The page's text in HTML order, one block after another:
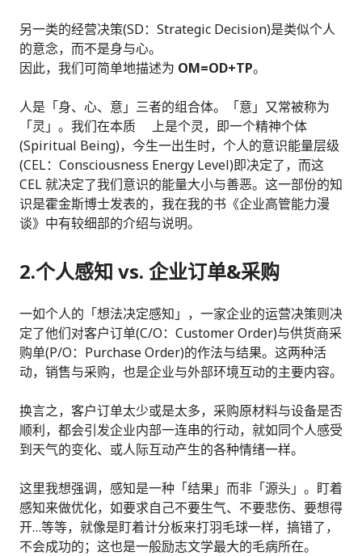
另一类的经营决策(SD：Strategic Decision)是类似个人
的意念，而不是身与心。
因此，我们可简单地描述为 OM=OD+TP。
人是「身、心、意」三者的组合体。「意」又常被称为
「灵」。我们在本质 上是个灵，即一个精神个体
(Spiritual Being)，今生一出生时，个人的意识能量层级
(CEL：Consciousness Energy Level)即决定了，而这
CEL 就决定了我们意识的能量大小与善恶。这一部份的知
识是霍金斯博士发表的，我在我的书《企业高管能力漫
谈》中有较细部的介绍与说明。
2.个人感知 vs. 企业订单&采购
一如个人的「想法决定感知」，一家企业的运营决策则决
定了他们对客户订单(C/O：Customer Order)与供货商采
购单(P/O：Purchase Order)的作法与结果。这两种活
动，销售与采购，也是企业与外部环境互动的主要内容。
换言之，客户订单太少或是太多，采购原材料与设备是否
顺利，都会引发企业内部一连串的行动，就如同个人感受
到天气的变化、或人际互动产生的各种情绪一样。
这里我想强调，感知是一种「结果」而非「源头」。盯着
感知来做优化，如要求自己不要生气、不要悲伤、要想得
开…等等，就像是盯着计分板来打羽毛球一样，搞错了，
不会成功的；这也是一般励志文学最大的毛病所在。